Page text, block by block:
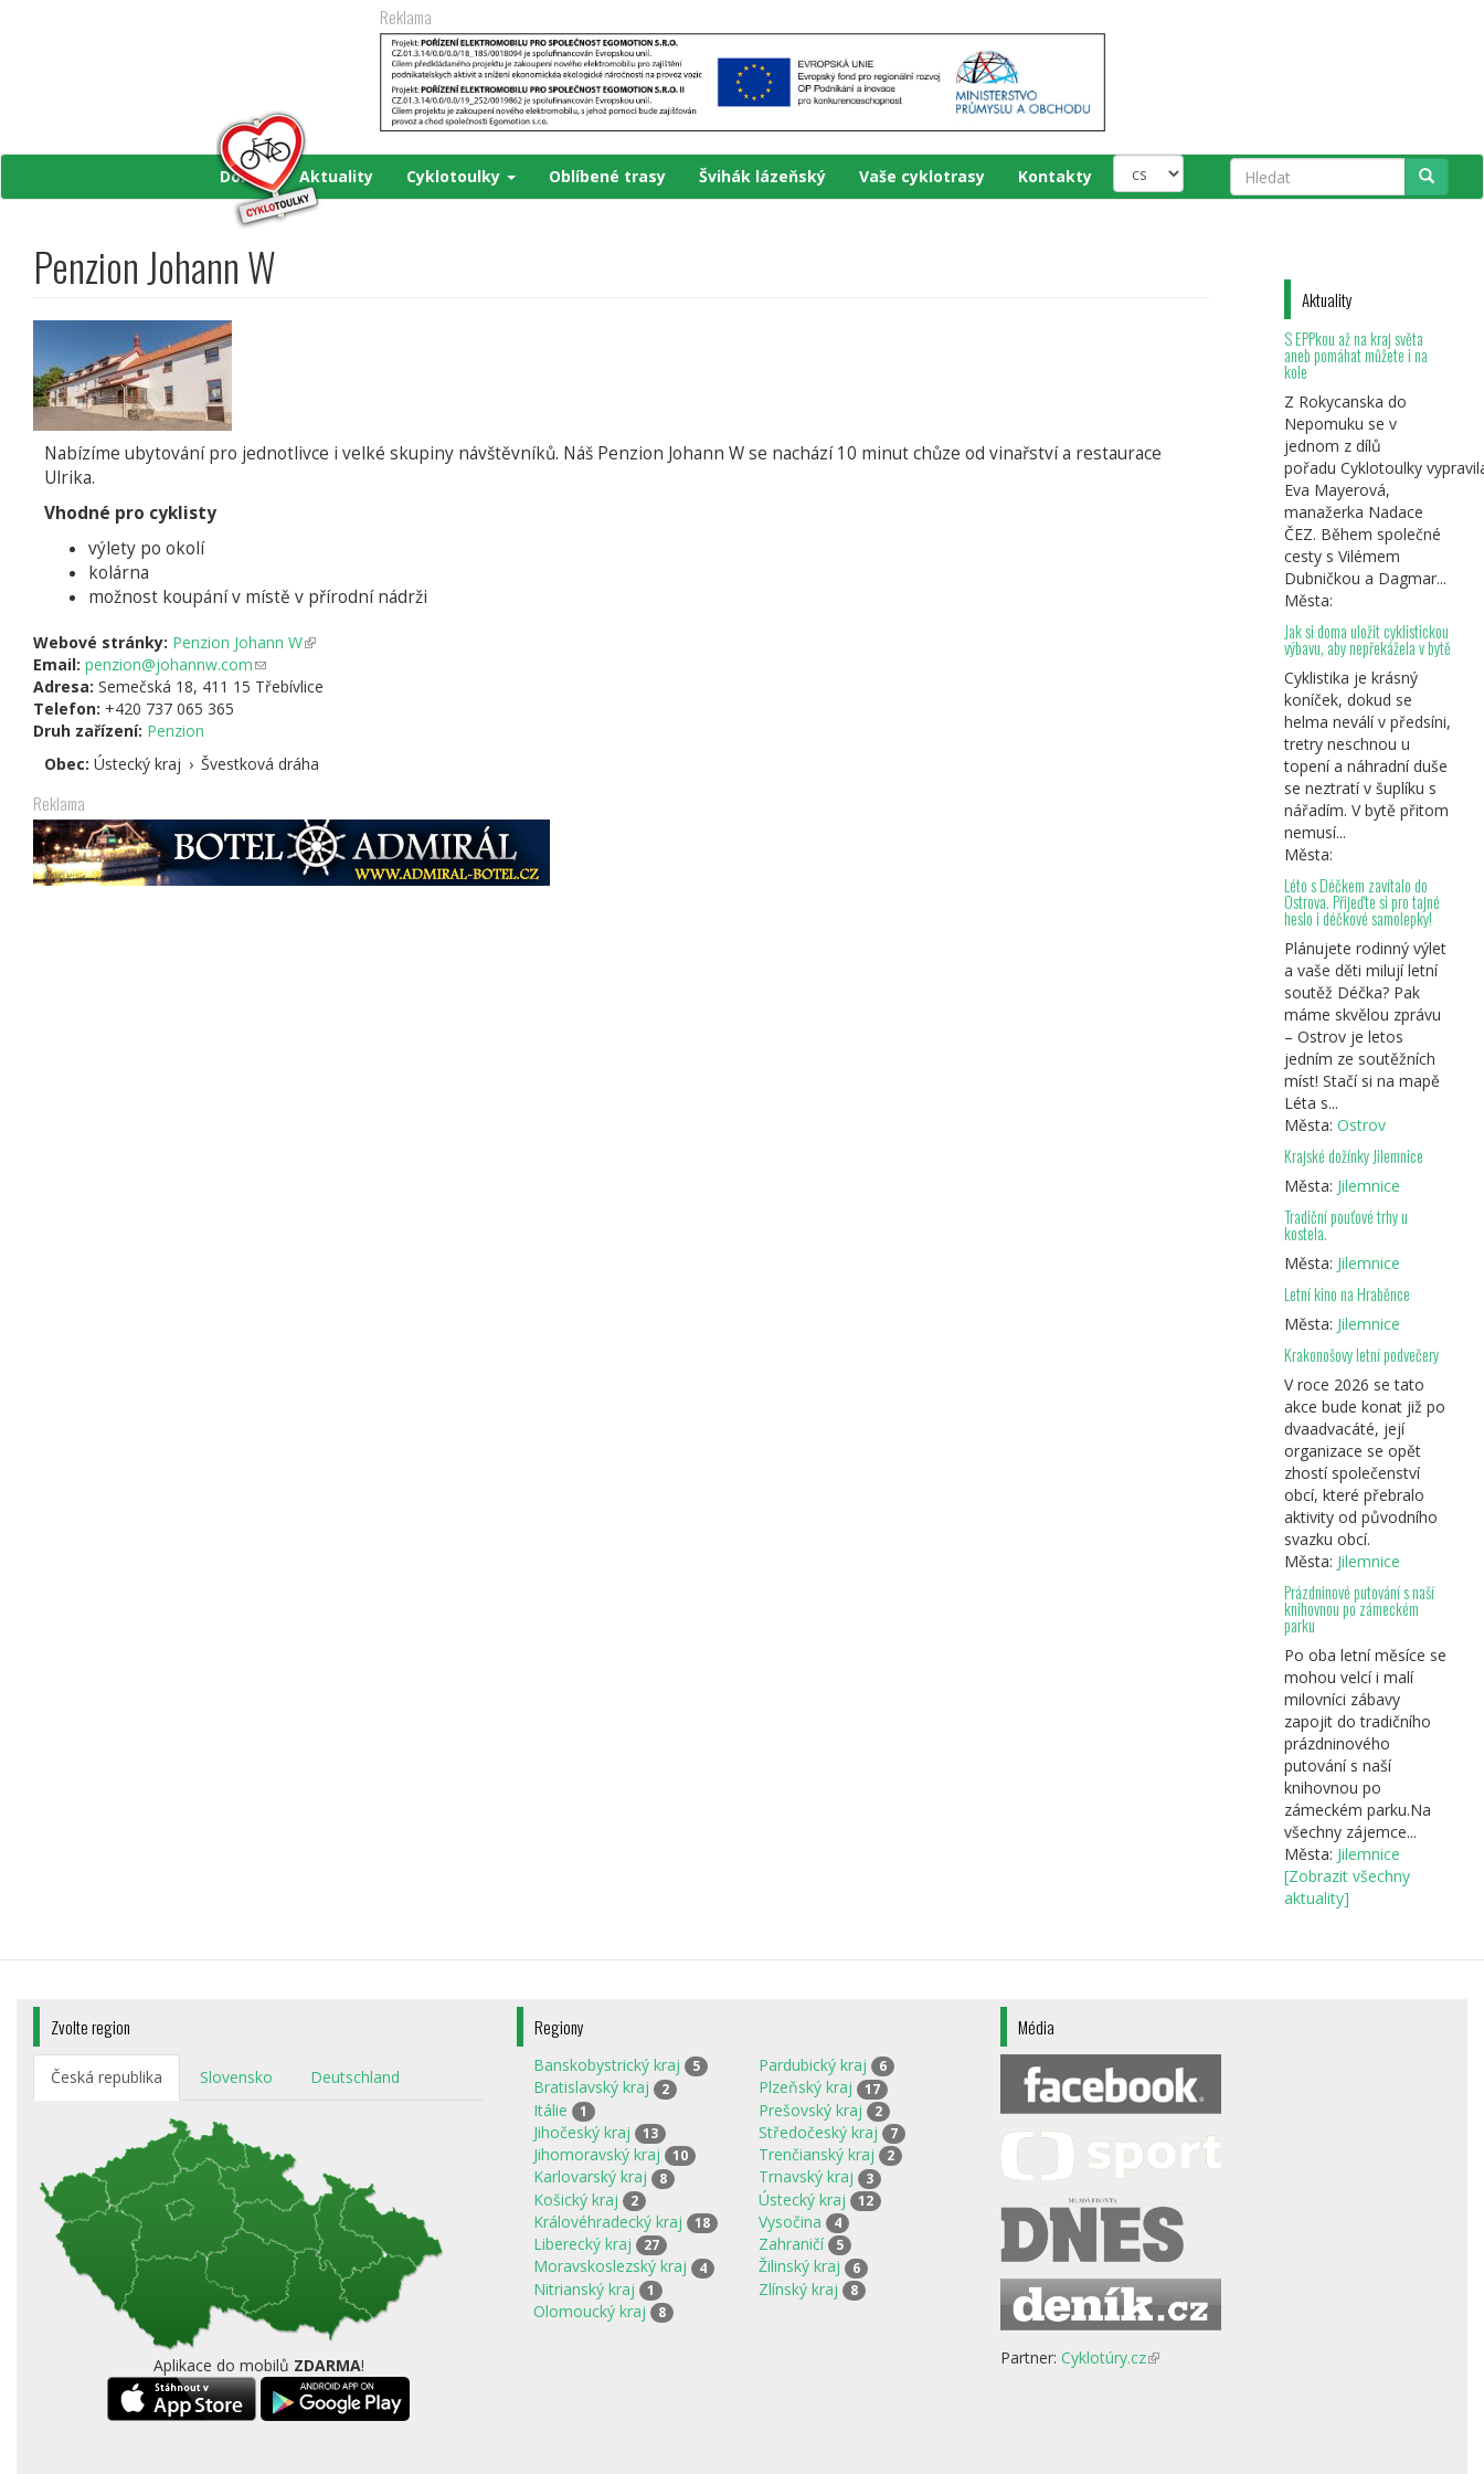
Reklama
Domů Aktuality Cyklotoulky Oblíbené trasy Švihák lázeňský Vaše cyklotrasy
Kontakty
Hledat
Penzion Johann W
Nabízíme ubytování pro jednotlivce i velké skupiny návštěvníků. Náš Penzion Johann W se nachází 10 minut chůze od vinařství a restaurace
Ulrika.
Vhodné pro cyklisty
výlety po okolí
kolárna
možnost koupání v místě v přírodní nádrži
Webové stránky: Penzion Johann W(odkaz
externí)
Email: penzion@johannw.com(odkaz
odešle
Adresa: Semečská 18, 411 15 Třebívlice
Telefon: +420 737 065 365
Druh zařízení: Penzion
Obec: Ústecký kraj › Švestková dráha
Reklama
Aktuality
S EPPkou až na kraj světa
aneb pomáhat můžete i na
kole
Z Rokycanska do
Nepomuku se v
jednom z dílů
pořadu Cyklotoulky
Eva Mayerová,
manažerka Nadace
ČEZ. Během společné
cesty s Vilémem
Dubničkou a Dagmar...
Města:
Jak si doma uložit cyklistickou
výbavu, aby nepřekážela v bytě
Cyklistika je krásný
koníček, dokud se
helma neválí v předsíni,
tretry neschnou u
topení a náhradní duše
se neztratí v šuplíku s
nářadím. V bytě přitom
nemusí...
Města:
Léto s Déčkem zavítalo do
Ostrova. Přijeďte si pro tajné
heslo i déčkové samolepky!
Plánujete rodinný výlet
a vaše děti milují letní
soutěž Déčka? Pak
máme skvělou zprávu
– Ostrov je letos
jedním ze soutěžních
míst! Stačí si na mapě
Léta s...
Města: Ostrov
Krajské dožínky Jilemnice
Města: Jilemnice
Tradiční pouťové trhy u
kostela.
Města: Jilemnice
Letní kino na Hraběnce
Města: Jilemnice
Krakonošovy letní podvečery
V roce 2026 se tato
akce bude konat již po
dvaadvacáté, její
organizace se opět
zhostí společenství
obcí, které přebralo
aktivity od původního
svazku obcí.
Města: Jilemnice
Prázdninové putování s naší
knihovnou po zámeckém
parku
Po oba letní měsíce se
mohou velcí i malí
milovníci zábavy
zapojit do tradičního
prázdninového
putování s naší
knihovnou po
zámeckém parku.Na
všechny zájemce...
Města: Jilemnice
[Zobrazit všechny
aktuality]
Zvolte region
Česká republika Slovensko Deutschland
Aplikace do mobilů ZDARMA!
Regiony
Banskobystrický kraj 5
Bratislavský kraj 2
Itálie 1
Jihočeský kraj 13
Jihomoravský kraj 10
Karlovarský kraj 8
Košický kraj 2
Královéhradecký kraj 18
Liberecký kraj 27
Moravskoslezský kraj 4
Nitrianský kraj 1
Olomoucký kraj 8
Pardubický kraj 6
Plzeňský kraj 17
Prešovský kraj 2
Středočeský kraj 7
Trenčianský kraj 2
Trnavský kraj 3
Ústecký kraj 12
Vysočina 4
Zahraničí 5
Žilinský kraj 6
Zlínský kraj 8
Média
Partner: Cyklotúry.cz(odkaz